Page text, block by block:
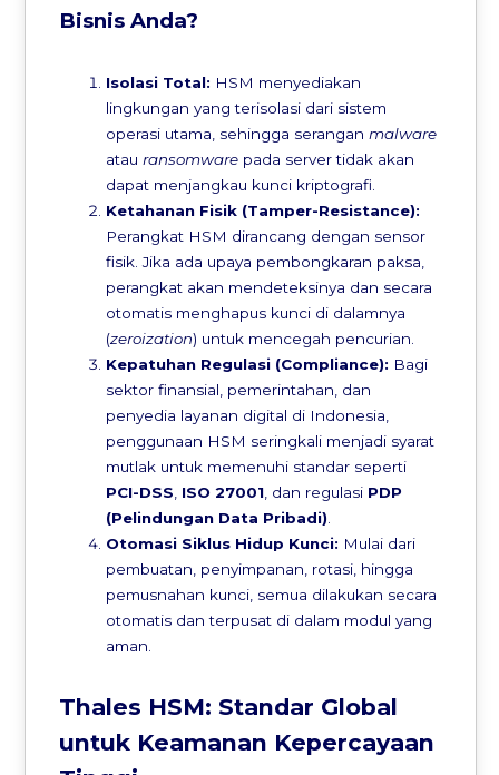
Bisnis Anda?
Isolasi Total: HSM menyediakan
lingkungan yang terisolasi dari sistem
operasi utama, sehingga serangan malware
atau ransomwarepada server tidak akan
dapat menjangkau kunci kriptografi.
Ketahanan Fisik (Tamper-Resistance):
Perangkat HSM dirancang dengan sensor
fisik. Jika ada upaya pembongkaran paksa,
perangkat akan mendeteksinya dan secara
otomatis menghapus kunci di dalamnya
(zeroization) untuk mencegah pencurian.
Kepatuhan Regulasi (Compliance): Bagi
sektor finansial, pemerintahan, dan
penyedia layanan digital di Indonesia,
penggunaan HSM seringkali menjadi syarat
mutlak untuk memenuhi standar seperti
PCI-DSS ISO 27001, dan regulasi PDP
(Pelindungan Data Pribadi)
Otomasi Siklus Hidup Kunci: Mulai dari
pembuatan, penyimpanan, rotasi, hingga
pemusnahan kunci, semua dilakukan secara
otomatis dan terpusat di dalam modul yang
aman.
Thales HSM: Standar Global
untuk Keamanan Kepercayaan